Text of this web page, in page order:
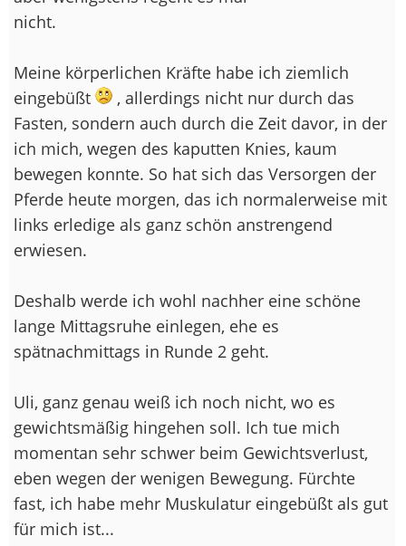
nicht.
Meine körperlichen Kräfte habe ich ziemlich
eingebüßt
, allerdings nicht nur durch das
Fasten, sondern auch durch die Zeit davor, in der
ich mich, wegen des kaputten Knies, kaum
bewegen konnte. So hat sich das Versorgen der
Pferde heute morgen, das ich normalerweise mit
links erledige als ganz schön anstrengend
erwiesen.
Deshalb werde ich wohl nachher eine schöne
lange Mittagsruhe einlegen, ehe es
spätnachmittags in Runde 2 geht.
Uli, ganz genau weiß ich noch nicht, wo es
gewichtsmäßig hingehen soll. Ich tue mich
momentan sehr schwer beim Gewichtsverlust,
eben wegen der wenigen Bewegung. Fürchte
fast, ich habe mehr Muskulatur eingebüßt als gut
für mich ist...